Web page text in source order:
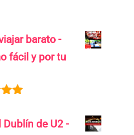
barato -
fácil y por tu
5
Dublín de U2 -